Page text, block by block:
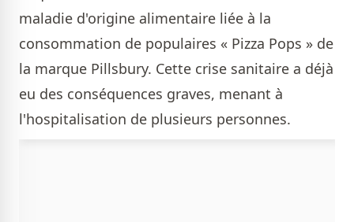
maladie d'origine alimentaire liée à la
consommation de populaires « Pizza Pops » de
la marque Pillsbury. Cette crise sanitaire a déjà
eu des conséquences graves, menant à
l'hospitalisation de plusieurs personnes.